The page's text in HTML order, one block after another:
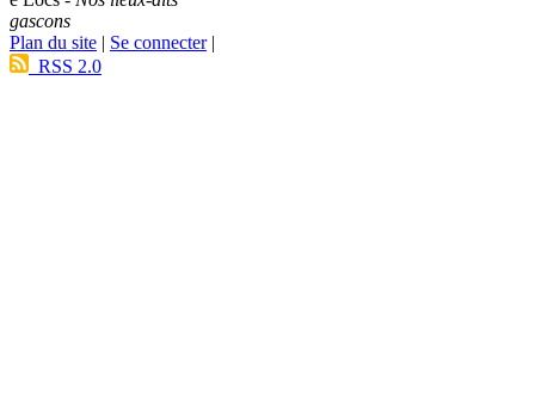
gascons
Plan du site | Se connecter|
RSS 2.0